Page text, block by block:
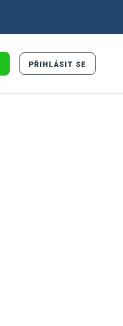
PŘIHLÁSIT SE